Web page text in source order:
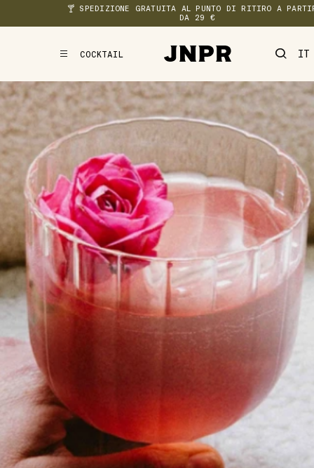
🍸 SPEDIZIONE GRATUITA AL PUNTO DI RITIRO A
DA 29 €
COCKTAIL
3 RICETTE PER COCKTAIL
ANALCOLICI ALLA ROSA